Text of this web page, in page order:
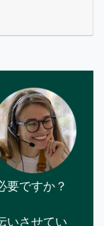
要ですか？
いさせてい